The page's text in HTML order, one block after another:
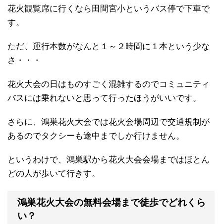
花火観覧席に行くなら田間宮小というバス停で下車で
す。
ただ、運行本数がなんと１～２時間に１本という少な
さ・・・
花火大会の日はものすごく混雑するのでコミュニティ
バスには乗れないと思って行ったほうがいいです。
さらに、鴻巣花火大会では花火会場周辺で交通規制が
あるのでタクシーも途中までしか行けません。
というわけで、鴻巣駅から花火大会会場まではほとん
どの人が歩いて行きす。
鴻巣花火大会の無料会場まで徒歩でどれくら
い？